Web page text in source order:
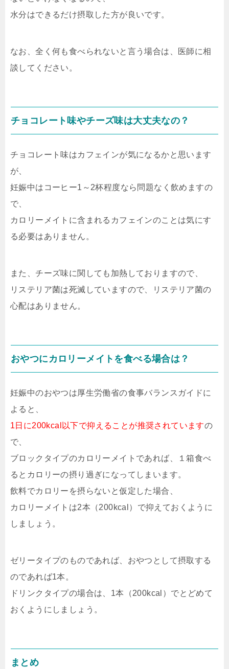
水分はできるだけ摂取した方が良いです。
なお、全く何も食べられないと言う場合は、医師に相
談してください。
チョコレート味やチーズ味は大丈夫なの？
チョコレート味はカフェインが気になるかと思います
が、
妊娠中はコーヒー1～2杯程度なら問題なく飲めますの
で、
カロリーメイトに含まれるカフェインのことは気にす
る必要はありません。
また、チーズ味に関しても加熱しておりますので、
リステリア菌は死滅していますので、リステリア菌の
心配はありません。
おやつにカロリーメイトを食べる場合は？
妊娠中のおやつは厚生労働省の食事バランスガイドに
よると、
1日に200kcal以下で抑えることが推奨されていますの
で、
ブロックタイプのカロリーメイトであれば、１箱食べ
るとカロリーの摂り過ぎになってしまいます。
飲料でカロリーを摂らないと仮定した場合、
カロリーメイトは2本（200kcal）で抑えておくように
しましょう。
ゼリータイプのものであれば、おやつとして摂取する
のであれば1本。
ドリンクタイプの場合は、1本（200kcal）でとどめて
おくようにしましょう。
まとめ